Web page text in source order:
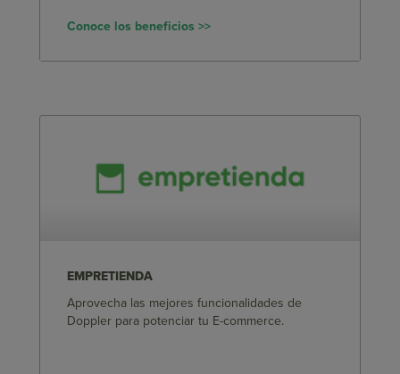
Conoce los beneficios >>
EMPRETIENDA
Aprovecha las mejores funcionalidades de
Doppler para potenciar tu E-commerce.